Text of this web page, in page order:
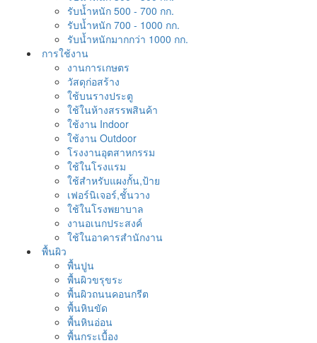
รับน้ำหนัก 500 - 700 กก.
รับน้ำหนัก 700 - 1000 กก.
รับน้ำหนักมากกว่า 1000 กก.
การใช้งาน
งานการเกษตร
วัสดุก่อสร้าง
ใช้บนรางประตู
ใช้ในห้างสรรพสินค้า
ใช้งาน Indoor
ใช้งาน Outdoor
โรงงานอุตสาหกรรม
ใช้ในโรงแรม
ใช้สำหรับแผงกั้น,ป้าย
เฟอร์นิเจอร์,ชั้นวาง
ใช้ในโรงพยาบาล
งานอเนกประสงค์
ใช้ในอาคารสำนักงาน
พื้นผิว
พื้นปูน
พื้นผิวขรุขระ
พื้นผิวถนนคอนกรีต
พื้นหินขัด
พื้นหินอ่อน
พื้นกระเบื้อง